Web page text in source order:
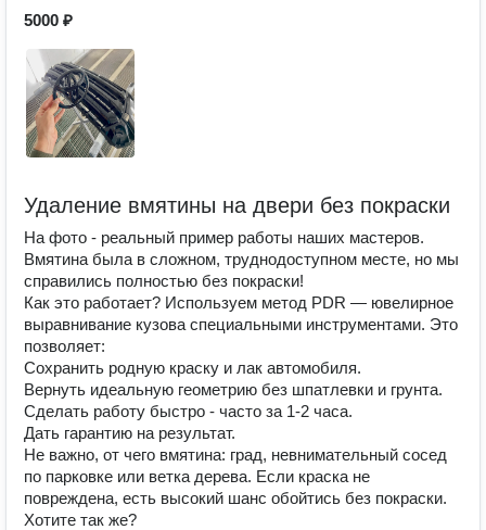
5000 ₽
Удаление вмятины на двери без покраски
На фото - реальный пример работы наших мастеров.
Вмятина была в сложном, труднодоступном месте, но мы
справились полностью без покраски!
Как это работает? Используем метод PDR — ювелирное
выравнивание кузова специальными инструментами. Это
позволяет:
Сохранить родную краску и лак автомобиля.
Вернуть идеальную геометрию без шпатлевки и грунта.
Сделать работу быстро - часто за 1-2 часа.
Дать гарантию на результат.
Не важно, от чего вмятина: град, невнимательный сосед
по парковке или ветка дерева. Если краска не
повреждена, есть высокий шанс обойтись без покраски.
Хотите так же?